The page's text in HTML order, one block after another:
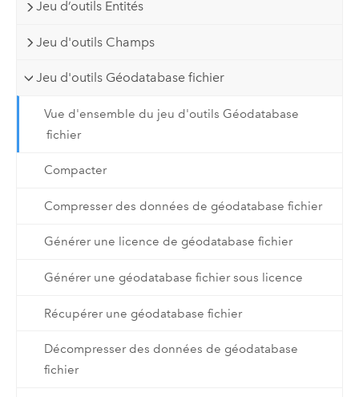
Jeu d’outils Entités
Jeu d'outils Champs
Jeu d'outils Géodatabase fichier
Vue d'ensemble du jeu d'outils Géodatabase
fichier
Compacter
Compresser des données de géodatabase fichier
Générer une licence de géodatabase fichier
Générer une géodatabase fichier sous licence
Récupérer une géodatabase fichier
Décompresser des données de géodatabase
fichier